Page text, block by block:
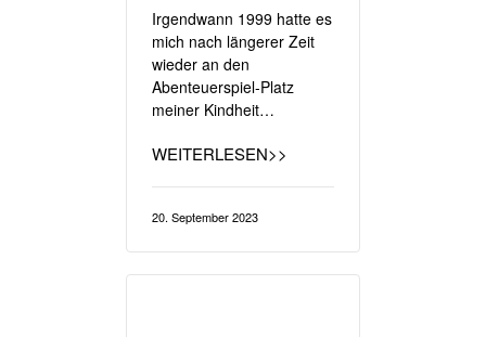
Irgendwann 1999 hatte es
mich nach längerer Zeit
wieder an den
Abenteuerspiel-Platz
meiner Kindheit…
WEITERLESEN>>
20. September 2023